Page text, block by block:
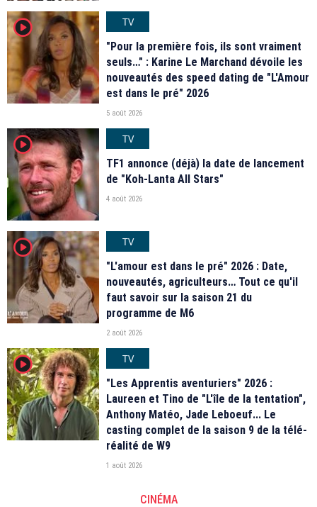
player2
TV
"Pour la première fois, ils sont vraiment
seuls…" : Karine Le Marchand dévoile les
nouveautés des speed dating de "L'Amour
est dans le pré" 2026
5 août 2026
player2
TV
TF1 annonce (déjà) la date de lancement
de "Koh-Lanta All Stars"
4 août 2026
player2
TV
"L'amour est dans le pré" 2026 : Date,
nouveautés, agriculteurs… Tout ce qu'il
faut savoir sur la saison 21 du
programme de M6
2 août 2026
player2
TV
"Les Apprentis aventuriers" 2026 :
Laureen et Tino de "L'île de la tentation",
Anthony Matéo, Jade Leboeuf... Le
casting complet de la saison 9 de la télé-
réalité de W9
1 août 2026
CINÉMA